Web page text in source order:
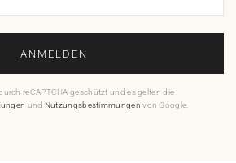
ANMELDEN
reCAPTCHA geschützt und es gelten die
und Nutzungsbestimmungen von Google.